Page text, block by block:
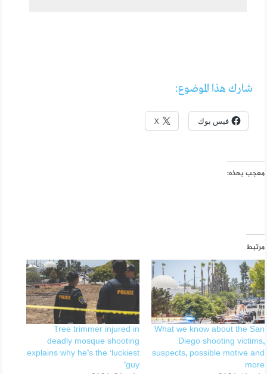
شارك هذا الموضوع:
فيس بوك X
معجب بهذه:
مرتبط
What we know about the San
Diego shooting victims,
suspects, possible motive and
more
Tree trimmer injured in
deadly mosque shooting
explains why he’s the ‘luckiest
guy’